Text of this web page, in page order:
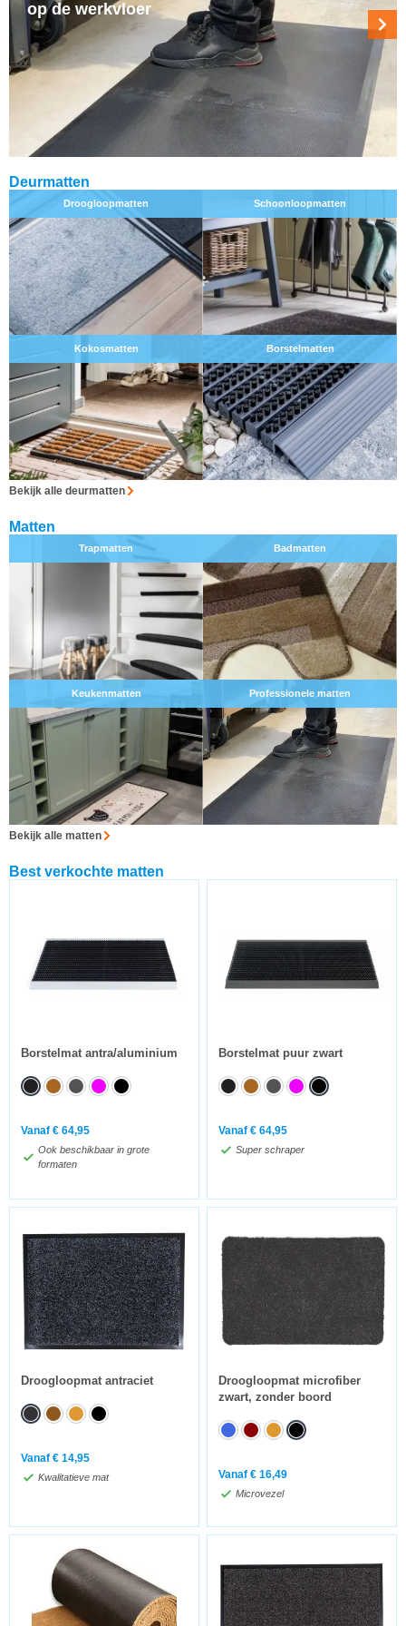
op de werkvloer
Deurmatten
Droogloopmatten Schoonloopmatten
Kokosmatten Borstelmatten
Bekijk alle deurmatten
Matten
Trapmatten Badmatten
Keukenmatten Professionele matten
Bekijk alle matten
Best verkochte matten
Borstelmat antra/aluminium
Vanaf € 64,95
Ook beschikbaar in grote
formaten
Borstelmat puur zwart
Vanaf € 64,95
Super schraper
Droogloopmat antraciet
Vanaf € 14,95
Kwalitatieve mat
Droogloopmat microfiber
zwart, zonder boord
Vanaf € 16,49
Microvezel